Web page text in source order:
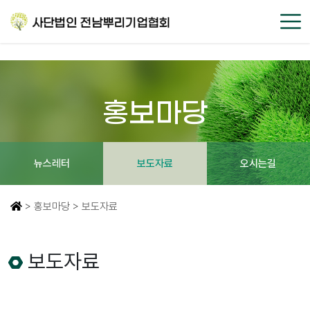
홍보마당
뉴스레터 보도자료 오시는길
> 홍보마당 > 보도자료
보도자료